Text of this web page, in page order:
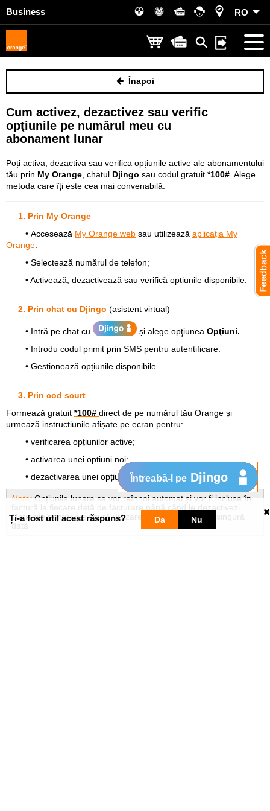
Business RO
Înapoi
Cum activez, dezactivez sau verific
opţiunile pe numărul meu cu
abonament lunar
Poți activa, dezactiva sau verifica opțiunile active ale abonamentului
tău prin My Orange , chatul Djingo sau codul gratuit *100# . Alege
metoda care îți este cea mai convenabilă.
1. Prin My Orange
• Accesează My Orange web sau utilizează aplicația My
Orange
• Selectează numărul de telefon;
• Activează, dezactivează sau verifică opțiunile disponibile.
2. Prin chat cu Djingo (asistent virtual)
• Intră pe chat cu și alege opţiunea Opţiuni.
• Introdu codul primit prin SMS pentru autentificare.
• Gestionează opțiunile disponibile.
3. Prin cod scurt
Formează gratuit *100# direct de pe numărul tău Orange și
urmează instrucțiunile afișate pe ecran pentru:
• verificarea opțiunilor active;
• activarea unei opțiuni noi;
• dezactivarea unei opțiuni existente.
Nota: Opțiunile lunare se vor reînnoi automat și vor fi incluse în
factură la fiecare dată de facturare până când le dezactivezi.
Opțiunile pentru o singură utilizare se vor taxa doar o singură
dată
Ți-a fost util acest răspuns? Da Nu
Întreabă-l pe Djingo